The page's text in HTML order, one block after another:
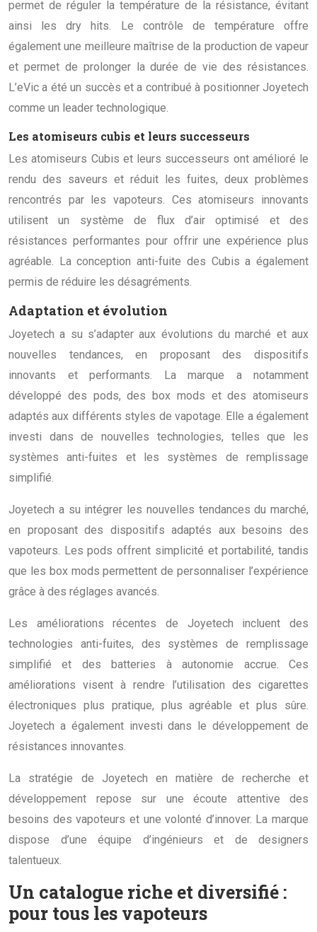
permet de réguler la température de la résistance, évitant
ainsi les dry hits. Le contrôle de température offre
également une meilleure maîtrise de la production de vapeur
et permet de prolonger la durée de vie des résistances.
L’eVic a été un succès et a contribué à positionner Joyetech
comme un leader technologique.
Les atomiseurs cubis et leurs successeurs
Les atomiseurs Cubis et leurs successeurs ont amélioré le
rendu des saveurs et réduit les fuites, deux problèmes
rencontrés par les vapoteurs. Ces atomiseurs innovants
utilisent un système de flux d’air optimisé et des
résistances performantes pour offrir une expérience plus
agréable. La conception anti-fuite des Cubis a également
permis de réduire les désagréments.
Adaptation et évolution
Joyetech a su s’adapter aux évolutions du marché et aux
nouvelles tendances, en proposant des dispositifs
innovants et performants. La marque a notamment
développé des pods, des box mods et des atomiseurs
adaptés aux différents styles de vapotage. Elle a également
investi dans de nouvelles technologies, telles que les
systèmes anti-fuites et les systèmes de remplissage
simplifié.
Joyetech a su intégrer les nouvelles tendances du marché,
en proposant des dispositifs adaptés aux besoins des
vapoteurs. Les pods offrent simplicité et portabilité, tandis
que les box mods permettent de personnaliser l’expérience
grâce à des réglages avancés.
Les améliorations récentes de Joyetech incluent des
technologies anti-fuites, des systèmes de remplissage
simplifié et des batteries à autonomie accrue. Ces
améliorations visent à rendre l’utilisation des cigarettes
électroniques plus pratique, plus agréable et plus sûre.
Joyetech a également investi dans le développement de
résistances innovantes.
La stratégie de Joyetech en matière de recherche et
développement repose sur une écoute attentive des
besoins des vapoteurs et une volonté d’innover. La marque
dispose d’une équipe d’ingénieurs et de designers
talentueux.
Un catalogue riche et diversifié :
pour tous les vapoteurs